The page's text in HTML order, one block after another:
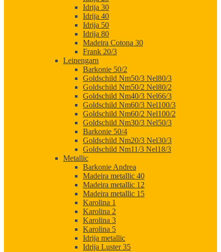
Idrija 30
Idrija 40
Idrija 50
Idrija 80
Madeira Cotona 30
Frank 20/3
Leinengarn
Barkonie 50/2
Goldschild Nm50/3 Nel80/3
Goldschild Nm50/2 Nel80/2
Goldschild Nm40/3 Nel66/3
Goldschild Nm60/3 Nel100/3
Goldschild Nm60/2 Nel100/2
Goldschild Nm30/3 Nel50/3
Barkonie 50/4
Goldschild Nm20/3 Nel30/3
Goldschild Nm11/3 Nel18/3
Metallic
Barkonie Andrea
Madeira metallic 40
Madeira metallic 12
Madeira metallic 15
Karolina 1
Karolina 2
Karolina 3
Karolina 5
Idrija metallic
Idrija Luster 35